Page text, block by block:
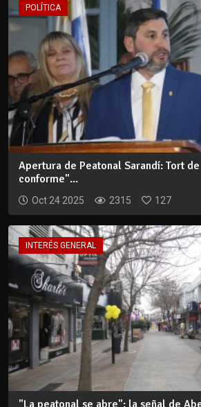
POLÍTICA
Apertura de Peatonal Sarandí: Tort
conforme"...
Oct 24 2025 2315 127
INTERÉS GENERAL
"La peatonal se abre": la señal de